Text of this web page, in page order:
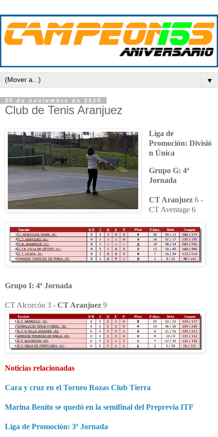
▼
30 de noviembre de 2020
Club de Tenis Aranjuez
Liga de
Promoción: Divisió
n Única
Grupo G: 4ª
Jornada
CT Aranjuez 6 -
CT Aventage 6
Grupo I: 4ª Jornada
CT Alcorcón 3 - CT Aranjuez 9
Noticias relacionadas
Cara y cruz en el Torneo Rozas Club Tierra
Marina Benito se quedó en la semifinal del Preprevia ITF
Liga de Promoción: 3ª Jornada